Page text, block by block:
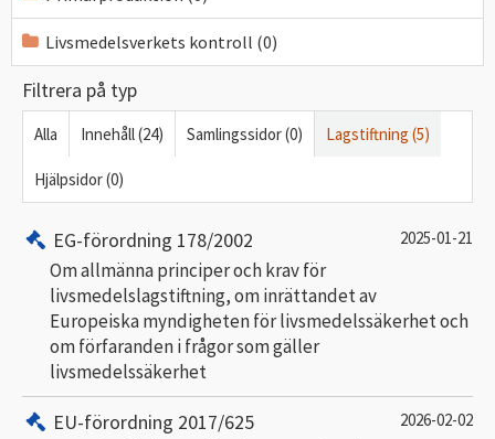
Livsmedelsverkets kontroll (0)
Filtrera på typ
Alla Innehåll (24) Samlingssidor (0) Lagstiftning (5)
Hjälpsidor (0)
EG-förordning 178/2002 2025-01-21
Om allmänna principer och krav för
livsmedelslagstiftning, om inrättandet av
Europeiska myndigheten för livsmedelssäkerhet och
om förfaranden i frågor som gäller
livsmedelssäkerhet
EU-förordning 2017/625 2026-02-02